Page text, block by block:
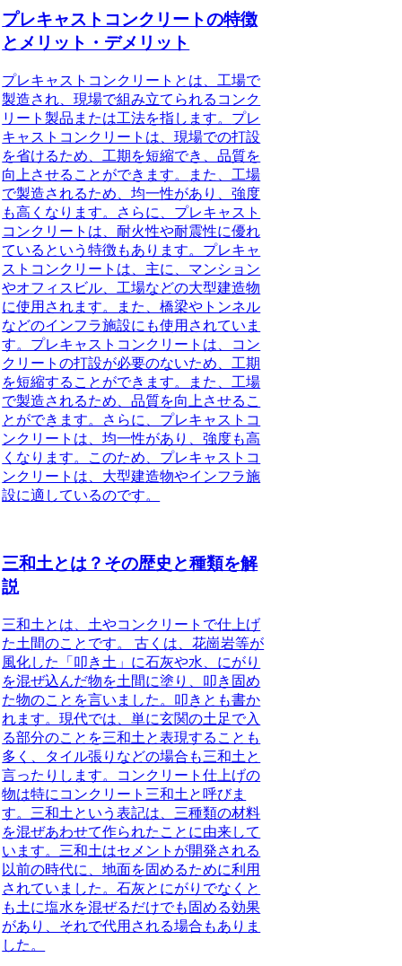
プレキャストコンクリートの特徴
とメリット・デメリット
プレキャストコンクリートとは、工場で
製造され、現場で組み立てられるコンク
リート製品または工法を指します。 プレ
キャストコンクリートは、現場での打設
を省けるため、工期を短縮でき、品質を
向上させることができます。
また、工場
で製造されるため、均一性があり、強度
も高くなります。さらに、プレキャスト
コンクリートは、耐火性や耐震性に優れ
ているという特徴もあります。プレキャ
ストコンクリートは、主に、マンション
やオフィスビル、工場などの大型建造物
に使用されます。また、橋梁やトンネル
などのインフラ施設にも使用されていま
す。プレキャストコンクリートは、コン
クリートの打設が必要のないため、工期
を短縮することができます。また、工場
で製造されるため、品質を向上させるこ
とができます。さらに、プレキャストコ
ンクリートは、均一性があり、強度も高
くなります。このため、プレキャストコ
ンクリートは、大型建造物やインフラ施
設に適しているのです。
三和土とは？その歴史と種類を解
説
三和土とは、土やコンクリートで仕上げ
た土間のことです。
古くは、花崗岩等が
風化した「叩き土」に石灰や水、にがり
を混ぜ込んだ物を土間に塗り、叩き固め
た物のことを言いました。叩きとも書か
れます。現代では、単に玄関の土足で入
る部分のことを三和土と表現することも
多く、タイル張りなどの場合も三和土と
言ったりします。コンクリート仕上げの
物は特にコンクリート三和土と呼びま
す。三和土という表記は、三種類の材料
を混ぜあわせて作られたことに由来して
います。三和土はセメントが開発される
以前の時代に、地面を固めるために利用
されていました。石灰とにがりでなくと
も土に塩水を混ぜるだけでも固める効果
があり、それで代用される場合もありま
した。